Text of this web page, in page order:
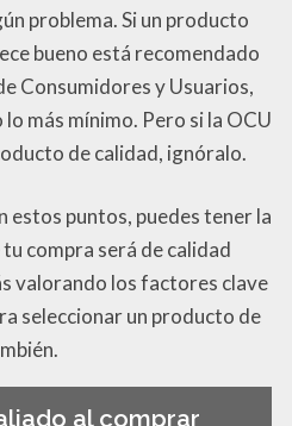
problema. Si un producto
bueno está recomendado
Consumidores y Usuarios,
más mínimo. Pero si la OCU
de calidad, ignóralo.
estos puntos, puedes tener la
compra será de calidad
valorando los factores clave
seleccionar un producto de
al comprar